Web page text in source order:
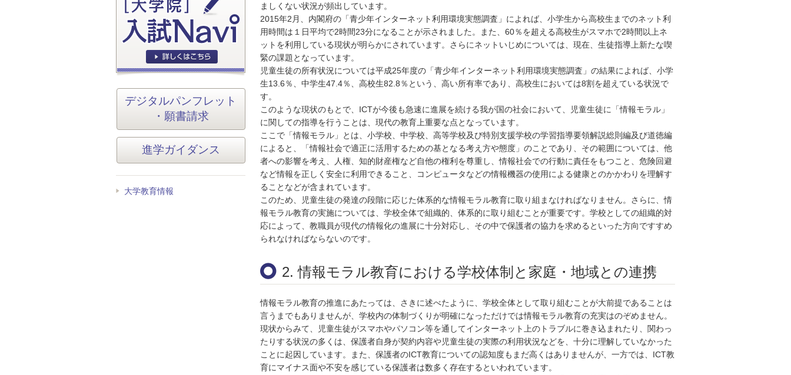
ましくない状況が頻出しています。
2015年2月、内閣府の「青少年インターネット利用環境実態調査」によれば、小学生から高校生までのネット利
用時間は１日平均で2時間23分になることが示されました。また、60％を超える高校生がスマホで2時間以上ネ
ットを利用している現状が明らかにされています。さらにネットいじめについては、現在、生徒指導上新たな喫
緊の課題となっています。
児童生徒の所有状況については平成25年度の「青少年インターネット利用環境実態調査」の結果によれば、小学
生13.6％、中学生47.4％、高校生82.8％という、高い所有率であり、高校生においては8割を超えている状況で
す。
このような現状のもとで、ICTが今後も急速に進展を続ける我が国の社会において、児童生徒に「情報モラル」
に関しての指導を行うことは、現代の教育上重要な点となっています。
ここで「情報モラル」とは、小学校、中学校、高等学校及び特別支援学校の学習指導要領解説総則編及び道徳編
によると、「情報社会で適正に活用するための基となる考え方や態度」のことであり、その範囲については、他
者への影響を考え、人権、知的財産権など自他の権利を尊重し、情報社会での行動に責任をもつこと、危険回避
など情報を正しく安全に利用できること、コンピュータなどの情報機器の使用による健康とのかかわりを理解す
ることなどが含まれています。
このため、児童生徒の発達の段階に応じた体系的な情報モラル教育に取り組まなければなりません。さらに、情
報モラル教育の実施については、学校全体で組織的、体系的に取り組むことが重要です。学校としての組織的対
応によって、教職員が現代の情報化の進展に十分対応し、その中で保護者の協力を求めるといった方向ですすめ
られなければならないのです。
2. 情報モラル教育における学校体制と家庭・地域との連携
情報モラル教育の推進にあたっては、さきに述べたように、学校全体として取り組むことが大前提であることは
言うまでもありませんが、学校内の体制づくりが明確になっただけでは情報モラル教育の充実はのぞめません。
現状からみて、児童生徒がスマホやパソコン等を通してインターネット上のトラブルに巻き込まれたり、関わっ
たりする状況の多くは、保護者自身が契約内容や児童生徒の実際の利用状況などを、十分に理解していなかった
ことに起因しています。また、保護者のICT教育についての認知度もまだ高くはありませんが、一方では、ICT教
育にマイナス面や不安を感じている保護者は数多く存在するといわれています。
デジタルパンフレット
・願書請求
進学ガイダンス
大学教育情報